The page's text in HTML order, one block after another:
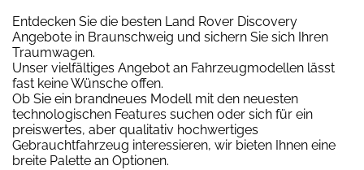
Entdecken Sie die besten Land Rover Discovery
Angebote in Braunschweig und sichern Sie sich Ihren
Traumwagen.
Unser vielfältiges Angebot an Fahrzeugmodellen lässt
fast keine Wünsche offen.
Ob Sie ein brandneues Modell mit den neuesten
technologischen Features suchen oder sich für ein
preiswertes, aber qualitativ hochwertiges
Gebrauchtfahrzeug interessieren, wir bieten Ihnen eine
breite Palette an Optionen.